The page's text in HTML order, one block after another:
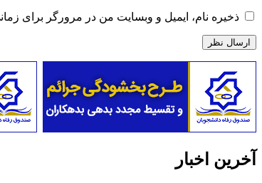
ذخیره نام، ایمیل و وبسایت من در مرورگر برای
آخرین اخبار